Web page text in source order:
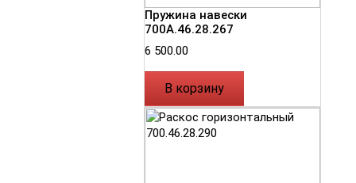
Пружина навески
700А.46.28.267
6 500.00
В корзину